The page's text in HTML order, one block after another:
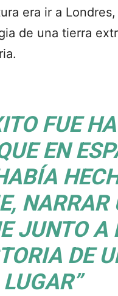
era ir a
de una tierra
FUE
EN
NARRAR
JUNTO A
DE
LUGAR”